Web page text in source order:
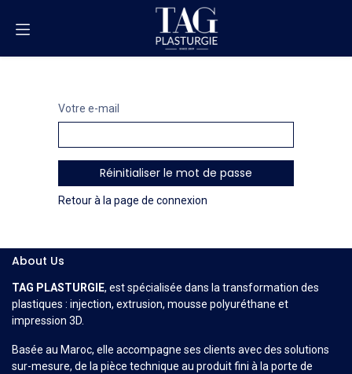
Votre e-mail
Réinitialiser le mot de passe
Retour à la page de connexion
About Us
TAG PLASTURGIE, est spécialisée dans la transformation des
plastiques : injection, extrusion, mousse polyuréthane et
impression 3D.
Basée au Maroc, elle accompagne ses clients avec des solutions
sur-mesure, de la pièce technique au produit fini à la porte de